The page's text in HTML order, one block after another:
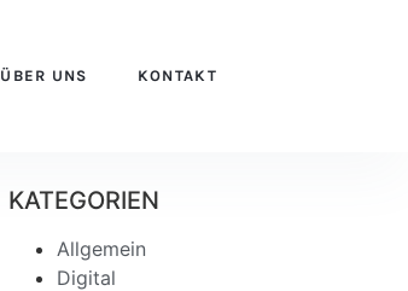
ÜBER UNS KONTAKT
KATEGORIEN
Allgemein
Digital